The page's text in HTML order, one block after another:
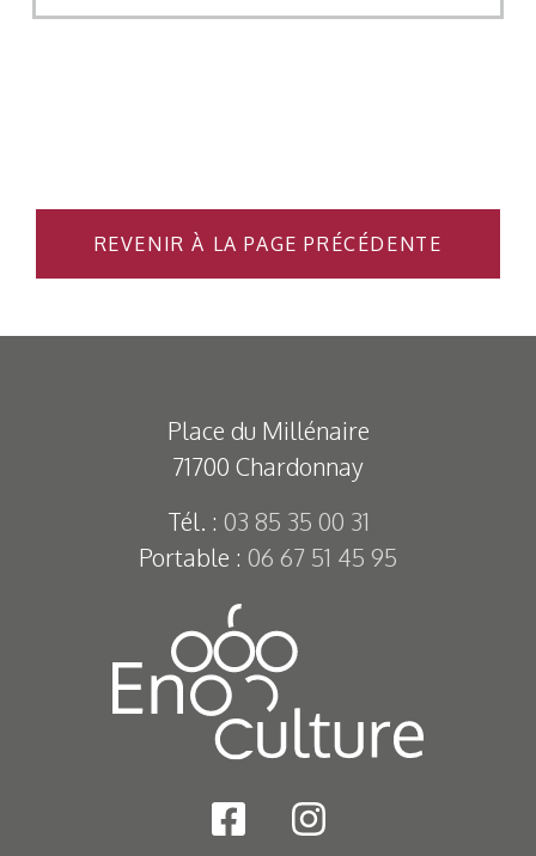
REVENIR À LA PAGE PRÉCÉDENTE
Place du Millénaire
71700 Chardonnay
Tél. : 03 85 35 00 31
Portable : 06 67 51 45 95